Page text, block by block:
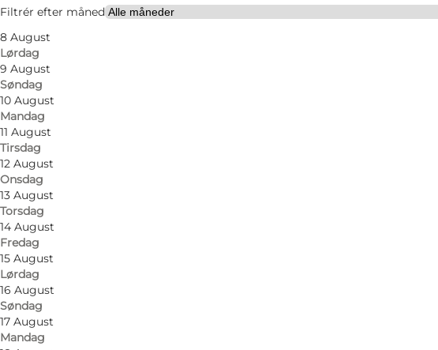
Filtrér efter måned
8 August
Lørdag
9 August
Søndag
10 August
Mandag
11 August
Tirsdag
12 August
Onsdag
13 August
Torsdag
14 August
Fredag
15 August
Lørdag
16 August
Søndag
17 August
Mandag
Venner, Min partner
Find vej
Den Gamle By
Viborgvej 2
8000 Aarhus C